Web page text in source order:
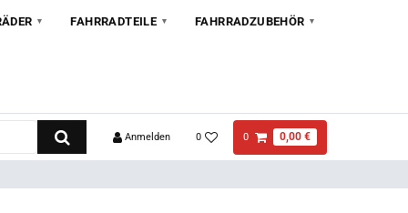
FAHRRADTEILE FAHRRADZUBEHÖR
Anmelden 0 0 0,00 €